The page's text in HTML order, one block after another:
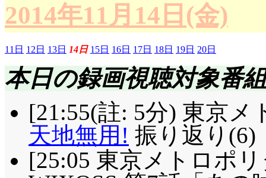
2014年11月14日(金)
11日 12日 13日 14日 15日 16日 17日 18日 19日 20日
本日の録画視聴対象番組
[21:55(註: 5分) 東京
天地無用! 振り返り
[25:05 東京メトロポリ